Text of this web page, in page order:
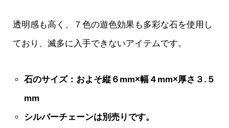
透明感も高く、７色の遊色効果も多彩な石を使用し
ており、滅多に入手できないアイテムです。
石のサイズ：およそ縦６mm×幅４mm×厚さ３.５
mm
シルバーチェーンは別売りです。